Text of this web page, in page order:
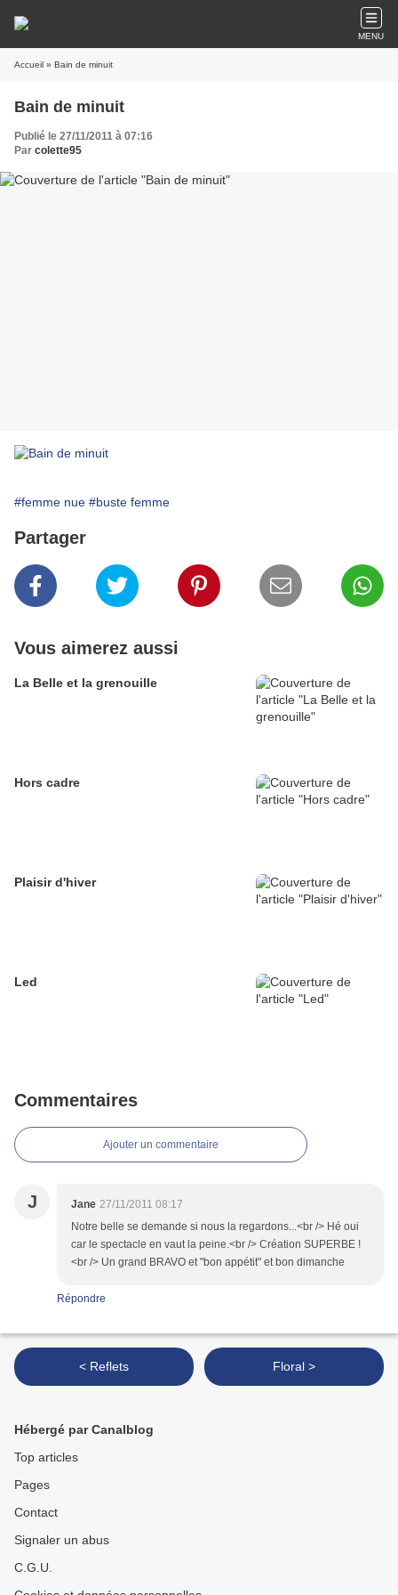
MENU
Accueil » Bain de minuit
Bain de minuit
Publié le 27/11/2011 à 07:16
Par colette95
#femme nue #buste femme
Partager
Vous aimerez aussi
La Belle et la grenouille
Hors cadre
Plaisir d'hiver
Led
Commentaires
Ajouter un commentaire
J Jane 27/11/2011 08:17
Notre belle se demande si nous la regardons...<br /> Hé oui
car le spectacle en vaut la peine.<br /> Création SUPERBE !
<br /> Un grand BRAVO et "bon appétit" et bon dimanche
Répondre
< Reflets Floral >
Hébergé par Canalblog
Top articles
Pages
Contact
Signaler un abus
C.G.U.